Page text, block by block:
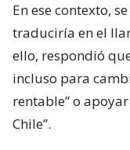
En ese contexto,
traduciría en el
ello, respondió
incluso para
rentable” o
Chile”.